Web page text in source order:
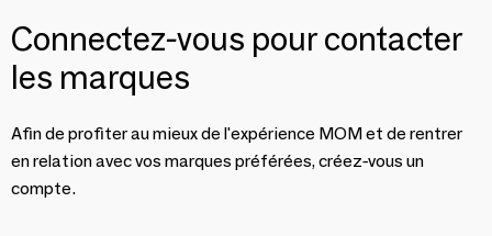
Connectez-vous pour contacter
les marques
Afin de profiter au mieux de l'expérience MOM et de rentrer
en relation avec vos marques préférées, créez-vous un
compte.